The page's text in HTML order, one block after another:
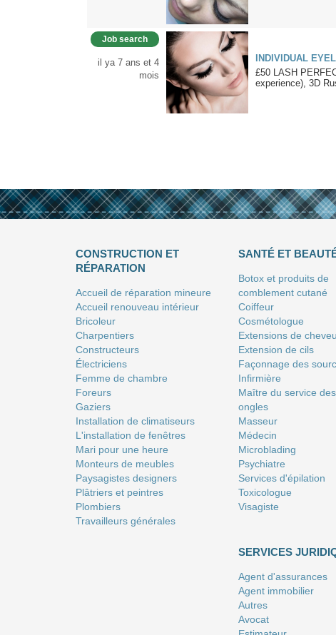
Job search
il ya 7 ans et 4
mois
INDIVIDUAL
£50 LASH
experience), 3D
CONSTRUCTION ET
RÉPARATION
Accueil de réparation mineure
Accueil renouveau intérieur
Bricoleur
Charpentiers
Constructeurs
Électriciens
Femme de chambre
Foreurs
Gaziers
Installation de climatiseurs
L'installation de fenêtres
Mari pour une heure
Monteurs de meubles
Paysagistes designers
Plâtriers et peintres
Plombiers
Travailleurs générales
SANTÉ ET
Botox et produits de
comblement cutané
Coiffeur
Сosmétologue
Extensions de
Extension de cils
Façonnage des
Infirmière
Maître du service des
ongles
Masseur
Médecin
Microblading
Psychiatre
Services d'épilation
Toxicologue
Visagiste
SERVICES
Agent d'assurances
Agent immobilier
Autres
Avocat